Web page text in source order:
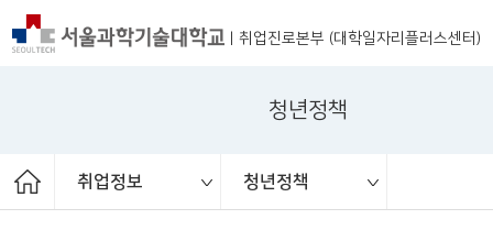
|취업진로본부 (대학일자리플러스센터)
청년정책
취업정보 청년정책
취업상담
프로그램
채용공고
취업정보
ST커리어멘토링
취업진로본부
공지사항
대외활동
청년정책
취업 서포터즈
보도자료